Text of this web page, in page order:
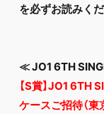
を必ずお読みくだ
≪ JO1 6TH
【S賞】JO1 6TH
ケースご招待（